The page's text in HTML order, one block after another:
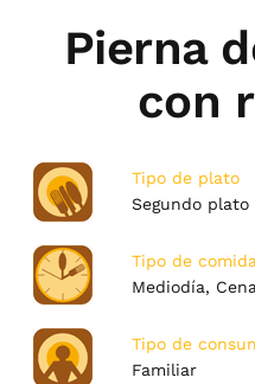
Pierna
con
Tipo de plato
Segundo plato
Tipo de comida
Mediodía, Cena
Tipo de
Familiar